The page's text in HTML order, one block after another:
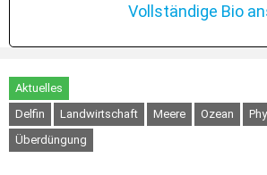
Vollständige Bio
Aktuelles
Delfin
Landwirtschaft Meere Ozean
Überdüngung